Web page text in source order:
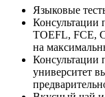
Языковые
Консультации
TOEFL, FCE,
на
Консультации
университет